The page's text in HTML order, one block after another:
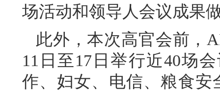
场活动和领导人会议成果
此外，本次高官会前，
11日至17日举行近40场
作、妇女、电信、粮食安